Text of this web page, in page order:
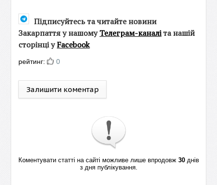
Підписуйтесь та читайте новини
Закарпаття у нашомуТелеграм-каналіта нашій
сторінці уFacebook
рейтинг: 0
Залишити коментар
Коментувати статті на сайті можливе лише впродовж 30днів
з дня публікування.